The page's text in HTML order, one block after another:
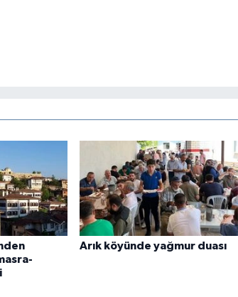
Arık köyünde yağmur duası